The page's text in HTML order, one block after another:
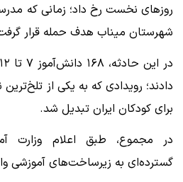
روزهای نخست رخ داد؛ زمانی که
شهرستان میناب هدف حمله قرار
دادند؛ رویدادی که به یکی از
برای کودکان ایران تبدیل شد.
در مجموع، طبق اعلام وزارت
گسترده‌ای به زیرساخت‌های آموزشی